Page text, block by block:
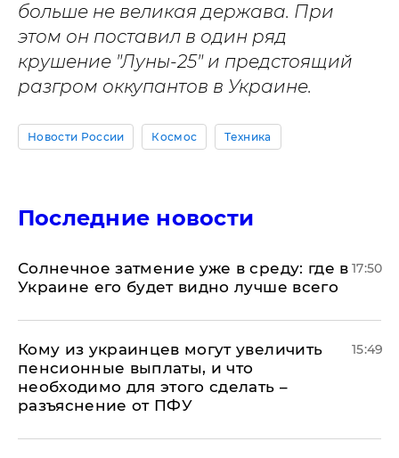
больше не великая держава. При
этом он поставил в один ряд
крушение "Луны-25" и предстоящий
разгром оккупантов в Украине.
Новости России Космос Техника
Последние новости
​Солнечное затмение уже в среду: где в
Украине его будет видно лучше всего
17:50
Кому из украинцев могут увеличить
пенсионные выплаты, и что
необходимо для этого сделать –
разъяснение от ПФУ
15:49